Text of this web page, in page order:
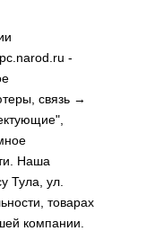
-
связь →
Наша
Тула, ул.
товарах
компании.